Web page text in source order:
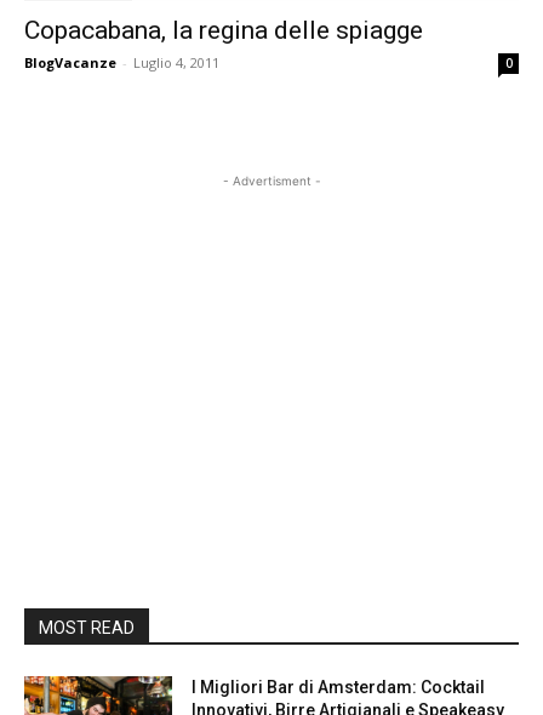
Copacabana, la regina delle spiagge
BlogVacanze - Luglio 4, 2011 0
- Advertisment -
MOST READ
I Migliori Bar di Amsterdam: Cocktail
Innovativi, Birre Artigianali e Speakeasy